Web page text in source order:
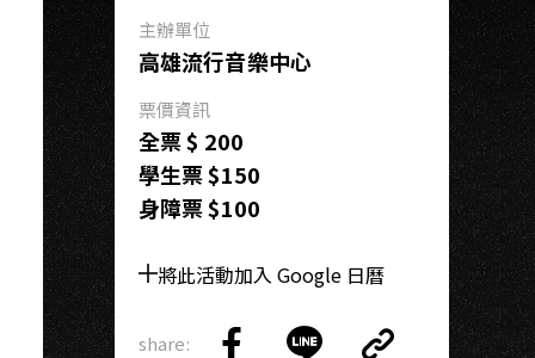
主辦單位
高雄流行音樂中心
票價資訊
全票 $ 200
學生票 $150
身障票 $100
將此活動加入 Google 日曆
share: